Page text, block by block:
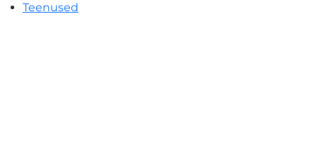
Teenused